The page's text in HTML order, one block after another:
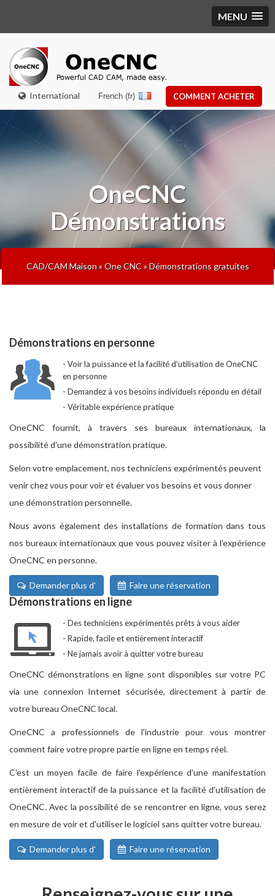
MENU
International COMMENT ACHETER
French (fr)
OneCNC
Démonstrations
CAD/CAM Maison»One CNC»Démonstrations gratuites
Démonstrations en personne
Voir la puissance et la facilité d'utilisation de OneCNC
en personne
Demandez à vos besoins individuels répondu en détail
Véritable expérience pratique
OneCNC fournit, à travers ses bureaux internationaux, la
possibilité d'une démonstration pratique.
Selon votre emplacement, nos techniciens expérimentés peuvent
venir chez vous pour voir et évaluer vos besoins et vous donner
une démonstration personnelle.
Nous avons également des installations de formation dans tous
nos bureaux internationaux que vous pouvez visiter à l'expérience
OneCNC en personne.
Demander plus d' Faire une réservation
Démonstrations en ligne
Des techniciens expérimentés prêts à vous aider
Rapide, facile et entièrement interactif
Ne jamais avoir à quitter votre bureau
OneCNC démonstrations en ligne sont disponibles sur votre PC
via une connexion Internet sécurisée, directement à partir de
votre bureau OneCNC local.
OneCNC a professionnels de l'industrie pour vous montrer
comment faire votre propre partie en ligne en temps réel.
C'est un moyen facile de faire l'expérience d'une manifestation
entièrement interactif de la puissance et la facilité d'utilisation de
OneCNC. Avec la possibilité de se rencontrer en ligne, vous serez
en mesure de voir et d'utiliser le logiciel sans quitter votre bureau.
Demander plus d' Faire une réservation